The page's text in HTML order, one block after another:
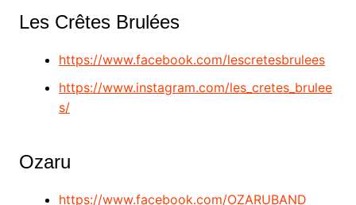
Les Crêtes Brulées
https://www.facebook.com/lescretesbrulees
https://www.instagram.com/les_cretes_brulee
s/
Ozaru
https://www.facebook.com/OZARUBAND